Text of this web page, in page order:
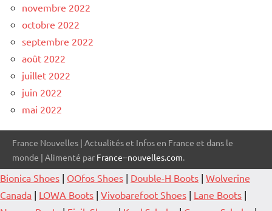
novembre 2022
octobre 2022
septembre 2022
août 2022
juillet 2022
juin 2022
mai 2022
France Nouvelles | Actualités et Infos en France et dans le
monde | Alimenté par France--nouvelles.com.
Bionica Shoes | OOfos Shoes | Double-H Boots | Wolverine
Canada | LOWA Boots | Vivobarefoot Shoes | Lane Boots |